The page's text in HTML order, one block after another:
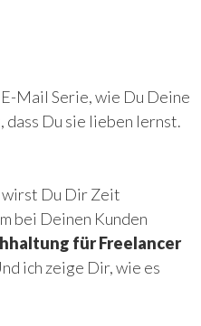
Mail Serie, wie Du Deine
dass Du sie lieben lernst.
wirst Du Dir Zeit
bei Deinen Kunden
für Freelancer
ich zeige Dir, wie es